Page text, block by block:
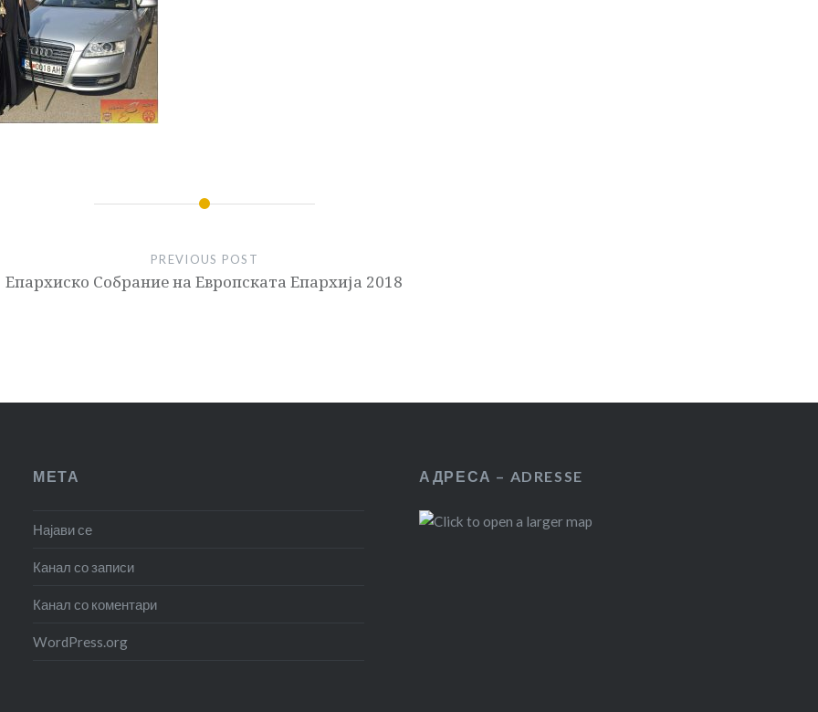
PREVIOUS POST
Епархиско Собрание на Европската Епархија 2018
МЕТА
Најави се
Канал со записи
Канал со коментари
WordPress.org
АДРЕСА – ADRESSE